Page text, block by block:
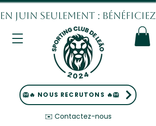
✉️ Contactez-nous
EN JUIN SEULEMENT :
🦁🔥 NOUS RECRUTONS 🔥🦁